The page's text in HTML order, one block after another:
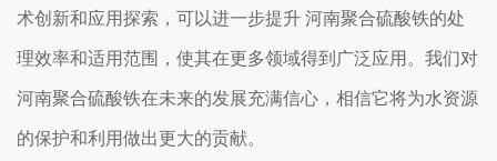
术创新和应用探索，可以进一步提升 河南聚合硫酸铁的处
理效率和适用范围，使其在更多领域得到广泛应用。我们对
河南聚合硫酸铁在未来的发展充满信心，相信它将为水资源
的保护和利用做出更大的贡献。